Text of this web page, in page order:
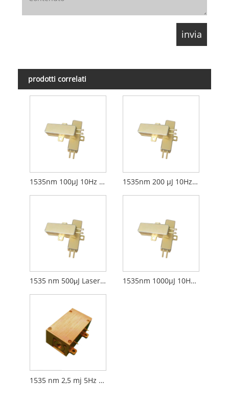
prodotti correlati
1535nm 100µJ 10Hz è laser di vetro 1535nm 200 µJ 10Hz è laser di vetro
1535 nm 500μJ Laser di vetro ER 10Hz ER 1535nm 1000µJ 10Hz è laser di vetro
1535 nm 2,5 mj 5Hz Laser di vetro ER ad alta energia